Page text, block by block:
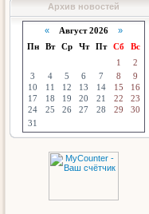
Архив новостей
«Август 2026 »
Пн
Вт Ср Чт Пт Сб
Вс
1
2
3
4 5 6 7 8
9
10
11 12 13 14 15
16
17
18 19 20 21 22
23
24
25 26 27 28 29
30
31